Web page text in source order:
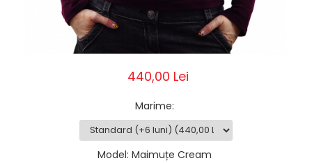
440,00 Lei
Marime:
Model: Maimuțe Cream